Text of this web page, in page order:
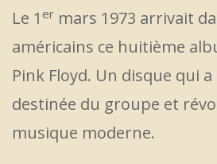
Le 1 er mars 1973 arrivait
américains ce huitième
Pink Floyd. Un disque qui
destinée du groupe et
musique moderne.